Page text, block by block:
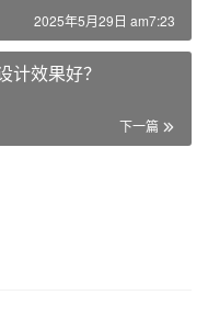
2025年5月29日 am7:23
计效果好？
下一篇